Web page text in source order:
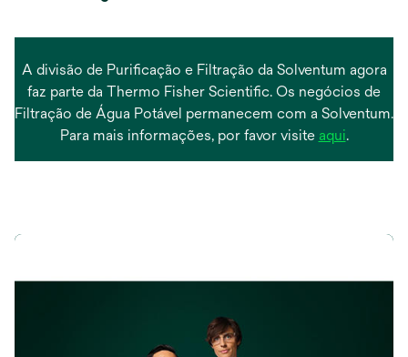
A divisão de Purificação e Filtração da Solventum agora
faz parte da Thermo Fisher Scientific. Os negócios de
Filtração de Água Potável permanecem com a Solventum.
Para mais informações, por favor visite aquiopens
.